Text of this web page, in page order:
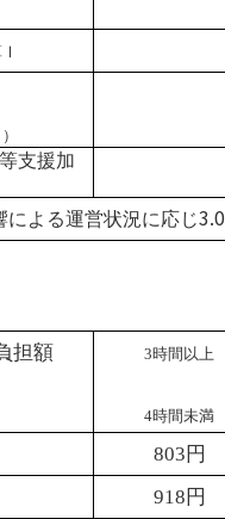
支援加
よる運営状況に応じ3.0
担額 3時間以上
4時間未満
803 円
918 円